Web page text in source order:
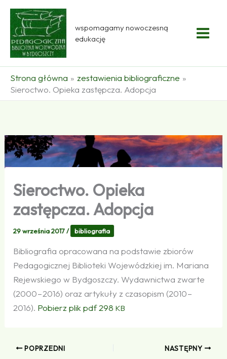
Przejdź
treści
wspomagamy nowoczesną
edukację
Strona główna
zestawienia bibliograficzne
Sieroctwo. Opieka zastępcza. Adopcja
Sieroctwo. Opieka
zastępcza. Adopcja
29 września 2017/ bibliografia
Bibliografia opracowana na podstawie zbiorów
Pedagogicznej Biblioteki Wojewódzkiej im. Mariana
Rejewskiego w Bydgoszczy. Wydawnictwa zwarte
(2000 – 2016) oraz artykuły z czasopism (2010 –
2016). Pobierz plik pdf 298KB
POPRZEDNI NASTĘPNY